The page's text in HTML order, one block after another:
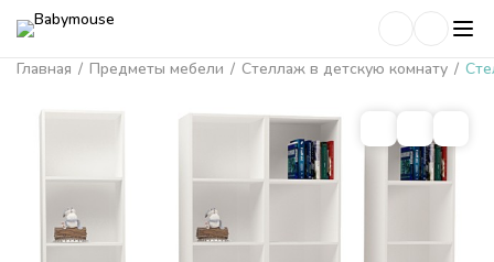
Главная / Предметы мебели / Стеллаж в детскую комнату /